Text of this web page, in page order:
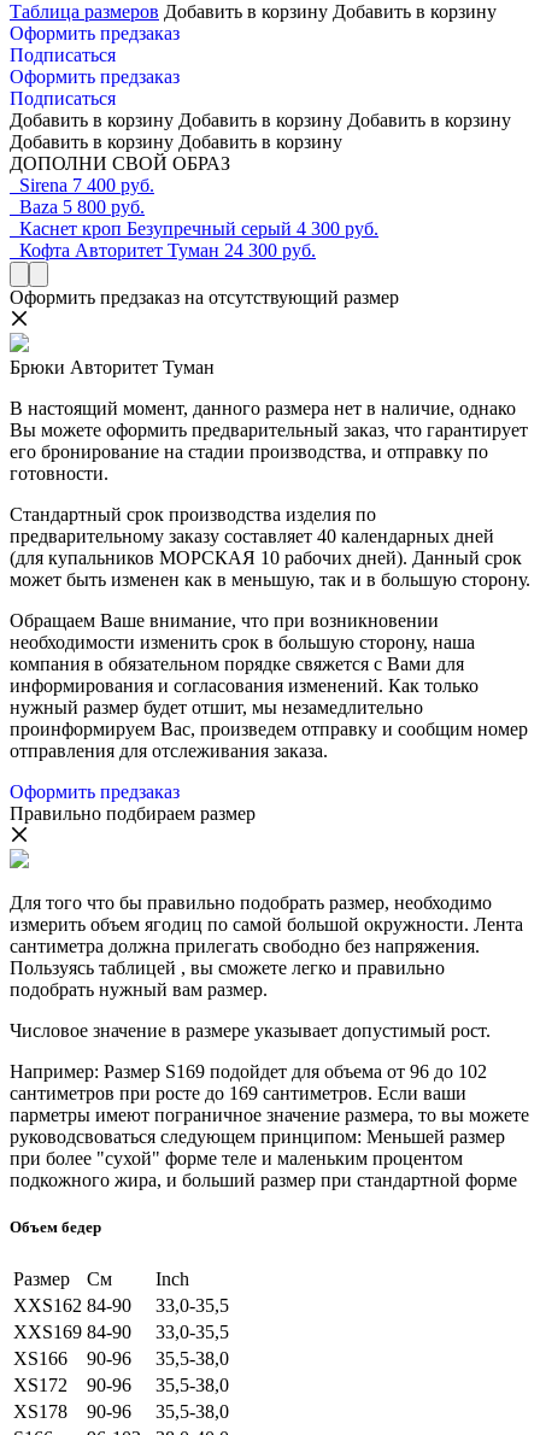
Таблица размеров Добавить в корзину Добавить в корзину
Оформить предзаказ
Подписаться
Оформить предзаказ
Подписаться
Добавить в корзину Добавить в корзину Добавить в корзину
Добавить в корзину Добавить в корзину
ДОПОЛНИ СВОЙ ОБРАЗ
Sirena 7 400 руб.
Baza 5 800 руб.
Каснет кроп Безупречный серый 4 300 руб.
Кофта Авторитет Туман 24 300 руб.
Оформить предзаказ на отсутствующий размер
Брюки Авторитет Туман
В настоящий момент, данного размера нет в наличие, однако
Вы можете оформить предварительный заказ, что гарантирует
его бронирование на стадии производства, и отправку по
готовности.
Стандартный срок производства изделия по
предварительному заказу составляет 40 календарных дней
(для купальников МОРСКАЯ 10 рабочих дней). Данный срок
может быть изменен как в меньшую, так и в большую сторону.
Обращаем Ваше внимание, что при возникновении
необходимости изменить срок в большую сторону, наша
компания в обязательном порядке свяжется с Вами для
информирования и согласования изменений. Как только
нужный размер будет отшит, мы незамедлительно
проинформируем Вас, произведем отправку и сообщим номер
отправления для отслеживания заказа.
Оформить предзаказ
Правильно подбираем размер
Для того что бы правильно подобрать размер, необходимо
измерить объем ягодиц по самой большой окружности. Лента
сантиметра должна прилегать свободно без напряжения.
Пользуясь таблицей , вы сможете легко и правильно
подобрать нужный вам размер.
Числовое значение в размере указывает допустимый рост.
Например: Размер S169 подойдет для объема от 96 до 102
сантиметров при росте до 169 сантиметров. Если ваши
парметры имеют пограничное значение размера, то вы можете
руководсвоваться следующем принципом: Меньшей размер
при более "сухой" форме теле и маленьким процентом
подкожного жира, и больший размер при стандартной форме
Объем бедер
Размер См
Inch
XXS162 84-90
33,0-35,5
XXS169 84-90
33,0-35,5
XS166
90-96
35,5-38,0
XS172
90-96
35,5-38,0
XS178
90-96
35,5-38,0